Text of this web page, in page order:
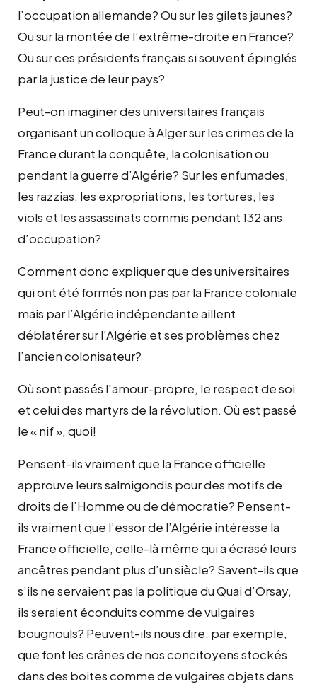
l’occupation allemande? Ou sur les gilets jaunes?
Ou sur la montée de l’extrême-droite en France?
Ou sur ces présidents français si souvent épinglés
par la justice de leur pays?
Peut-on imaginer des universitaires français
organisant un colloque à Alger sur les crimes de la
France durant la conquête, la colonisation ou
pendant la guerre d’Algérie? Sur les enfumades,
les razzias, les expropriations, les tortures, les
viols et les assassinats commis pendant 132 ans
d’occupation?
Comment donc expliquer que des universitaires
qui ont été formés non pas par la France coloniale
mais par l’Algérie indépendante aillent
déblatérer sur l’Algérie et ses problèmes chez
l’ancien colonisateur?
Où sont passés l’amour-propre, le respect de soi
et celui des martyrs de la révolution. Où est passé
le « nif », quoi!
Pensent-ils vraiment que la France officielle
approuve leurs salmigondis pour des motifs de
droits de l’Homme ou de démocratie? Pensent-
ils vraiment que l’essor de l’Algérie intéresse la
France officielle, celle-là même qui a écrasé leurs
ancêtres pendant plus d’un siècle? Savent-ils que
s’ils ne servaient pas la politique du Quai d’Orsay,
ils seraient éconduits comme de vulgaires
bougnouls? Peuvent-ils nous dire, par exemple,
que font les crânes de nos concitoyens stockés
dans des boites comme de vulgaires objets dans